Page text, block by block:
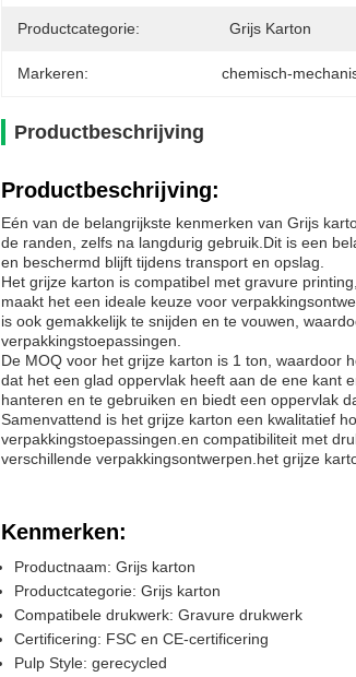
Productcategorie: Grijs Karton
Markeren: chemisch-
Productbeschrijving
Productbeschrijving:
Eén van de belangrijkste kenmerken van Grijs
de randen, zelfs na langdurig gebruik.Dit is een
en beschermd blijft tijdens transport en opslag.
Het grijze karton is compatibel met gravure
maakt het een ideale keuze voor
is ook gemakkelijk te snijden en te vouwen,
verpakkingstoepassingen.
De MOQ voor het grijze karton is 1 ton, waardoor
dat het een glad oppervlak heeft aan de ene kant
hanteren en te gebruiken en biedt een oppervlak
Samenvattend is het grijze karton een kwalitatief
verpakkingstoepassingen.en compatibiliteit met
verschillende verpakkingsontwerpen.het grijze
Kenmerken:
Productnaam: Grijs karton
Productcategorie: Grijs karton
Compatibele drukwerk: Gravure drukwerk
Certificering: FSC en CE-certificering
Pulp Style: gerecycled